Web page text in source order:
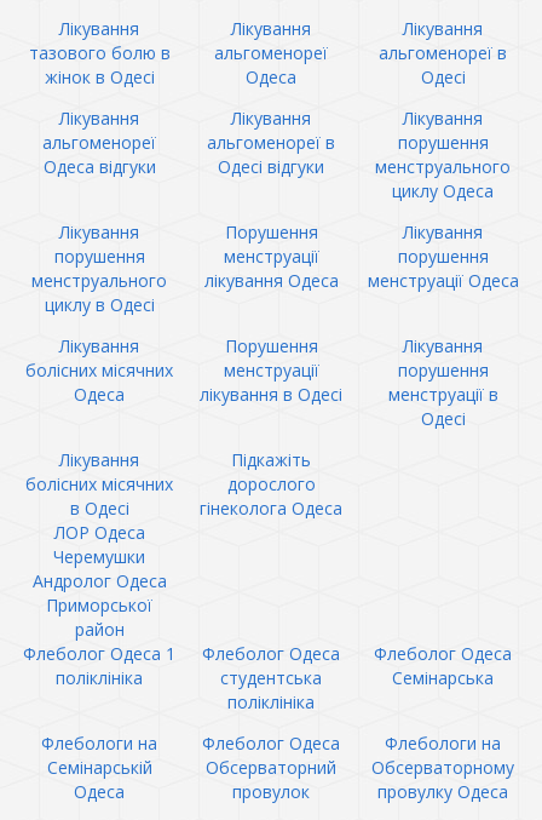
Лікування
тазового болю в
жінок в Одесі
Лікування
альгоменореї
Одеса
Лікування
альгоменореї в
Одесі
Лікування
альгоменореї
Одеса відгуки
Лікування
альгоменореї в
Одесі відгуки
Лікування
порушення
менструального
циклу Одеса
Лікування
порушення
менструального
циклу в Одесі
Порушення
менструації
лікування Одеса
Лікування
порушення
менструації Одеса
Лікування
болісних місячних
Одеса
Порушення
менструації
лікування в Одесі
Лікування
порушення
менструації в
Одесі
Лікування
болісних місячних
в Одесі
Підкажіть
дорослого
гінеколога Одеса
ЛОР Одеса
Черемушки
Андролог Одеса
Приморської
район
Флеболог Одеса 1
поліклініка
Флеболог Одеса
студентська
поліклініка
Флеболог Одеса
Семінарська
Флебологи на
Семінарській
Одеса
Флеболог Одеса
Обсерваторний
провулок
Флебологи на
Обсерваторному
провулку Одеса